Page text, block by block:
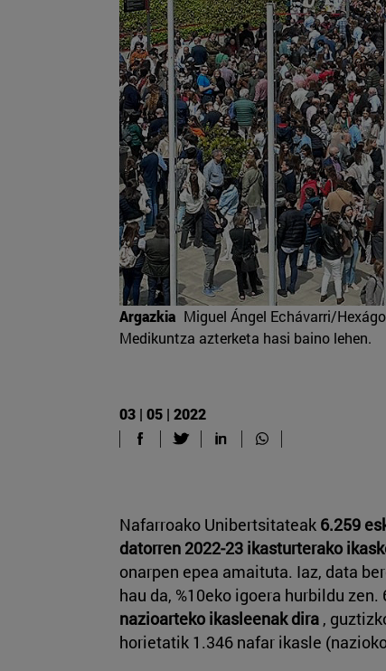
Argazkia Miguel Ángel Echávarri/
Medikuntza azterketa hasi baino lehen.
03 | 05 | 2022
Nafarroako Unibertsitateak 6.259
datorren 2022-23 ikasturterako
onarpen epea amaituta. Iaz, data
hau da, %10eko igoera hurbildu
nazioarteko ikasleenak dira ,
horietatik 1.346 nafar ikasle